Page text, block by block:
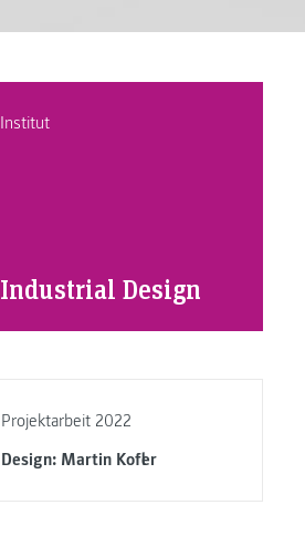
Institut
Industrial Design
Projektarbeit 2022
Design: Martin Kofler